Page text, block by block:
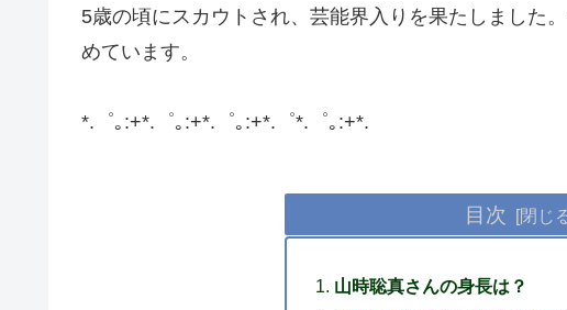
5歳の頃にスカウトされ、芸能界入りを果たしました。
めています。
*.゜｡:+*.゜｡:+*.゜｡:+*.゜*.゜｡:+*.
目次
山時聡真さんの身長は？